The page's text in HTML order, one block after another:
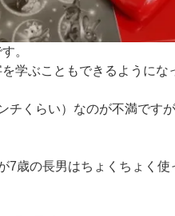
。
学ぶこともできるようにな
チくらい）なのが不満です
7歳の長男はちょくちょく使